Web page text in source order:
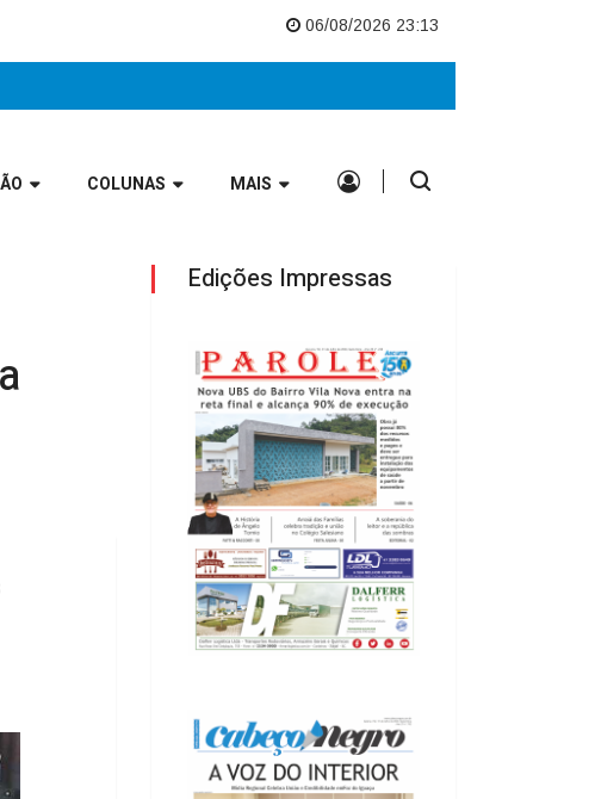
no Vale Europeu Nova UBS do Bairro Vila Nova entra na reta final e alcança
06/08/2026 23:13
COLUNAS MAIS
Edições Impressas